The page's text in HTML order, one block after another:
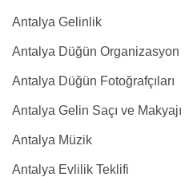
Antalya Gelinlik
Antalya Düğün Organizasyon
Antalya Düğün Fotoğrafçıları
Antalya Gelin Saçı ve Makyajı
Antalya Müzik
Antalya Evlilik Teklifi